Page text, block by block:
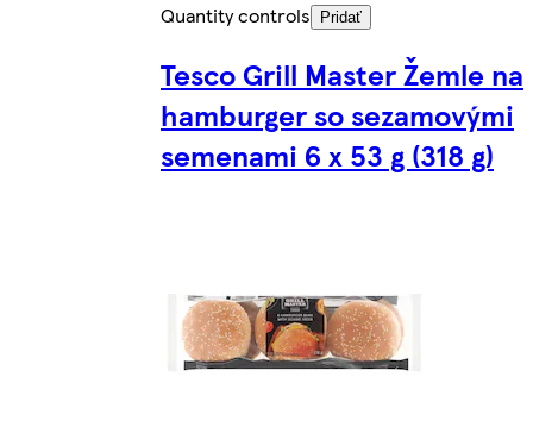
Quantity controls
Pridať
Tesco Grill Master Žemle na
hamburger so sezamovými
semenami 6 x 53 g (318 g)